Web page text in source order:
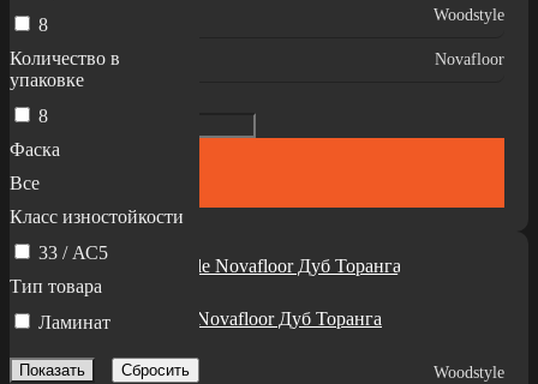
8
Количество в
упаковке
8
Фаска
Все
Класс изностойкости
33 / АС5
Тип товара
Ламинат
Производитель: Woodstyle
Коллекция: Novafloor
Под заказ
Ламинат Woodstyle Novafloor Дуб Торанга
Производитель: Woodstyle